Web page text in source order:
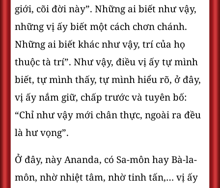
giới, cõi đời này”. Những ai biết như vậy,
những vị ấy biết một cách chơn chánh.
Những ai biết khác như vậy, trí của họ
thuộc tà trí”. Như vậy, điều vị ấy tự mình
biết, tự mình thấy, tự mình hiểu rõ, ở đây,
vị ấy nắm giữ, chấp trước và tuyên bố:
“Chỉ như vậy mới chân thực, ngoài ra đều
là hư vọng”.
Ở đây, này Ananda, có Sa-môn hay Bà-la-
môn, nhờ nhiệt tâm, nhờ tinh tấn,… vị ấy